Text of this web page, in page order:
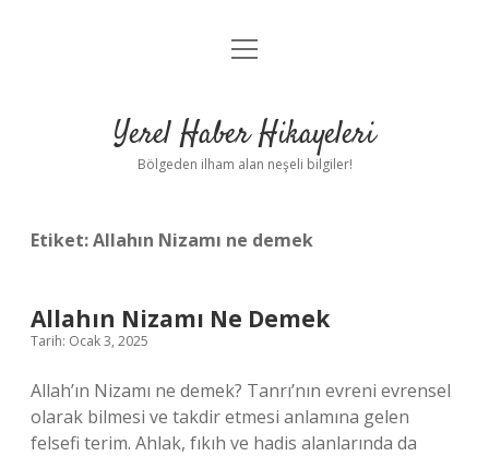
Anasayfa
Yasal Uyarı
menüyü
Yerel Haber Hikayeleri
Bölgeden ilham alan neşeli bilgiler!
Etiket:Allahın Nizamı ne demek
Allahın Nizamı Ne Demek
Tarih: Ocak 3, 2025
Allah’ın Nizamı ne demek? Tanrı’nın evreni evrensel
olarak bilmesi ve takdir etmesi anlamına gelen
felsefi terim. Ahlak, fıkıh ve hadis alanlarında da